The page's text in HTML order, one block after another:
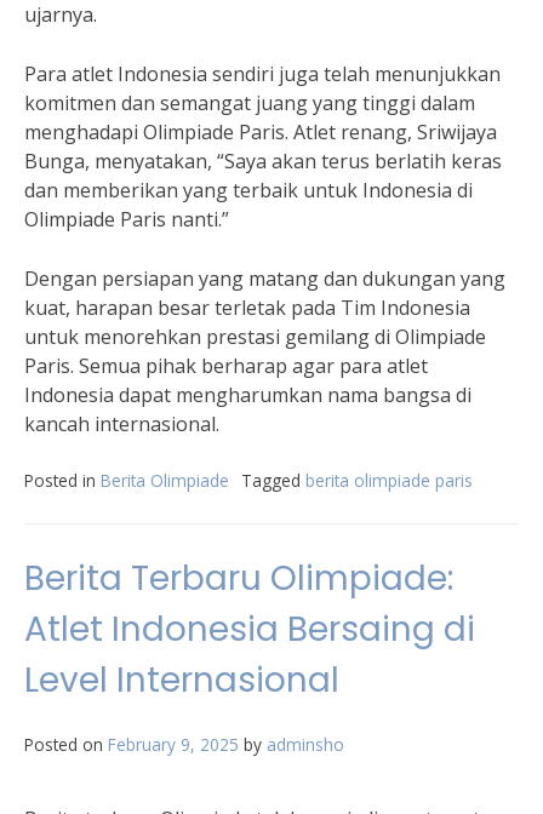
ujarnya.
Para atlet Indonesia sendiri juga telah menunjukkan
komitmen dan semangat juang yang tinggi dalam
menghadapi Olimpiade Paris. Atlet renang, Sriwijaya
Bunga, menyatakan, “Saya akan terus berlatih keras
dan memberikan yang terbaik untuk Indonesia di
Olimpiade Paris nanti.”
Dengan persiapan yang matang dan dukungan yang
kuat, harapan besar terletak pada Tim Indonesia
untuk menorehkan prestasi gemilang di Olimpiade
Paris. Semua pihak berharap agar para atlet
Indonesia dapat mengharumkan nama bangsa di
kancah internasional.
Posted in Berita Olimpiade Tagged berita olimpiade paris
Berita Terbaru Olimpiade:
Atlet Indonesia Bersaing di
Level Internasional
Posted on February 9, 2025 by adminsho